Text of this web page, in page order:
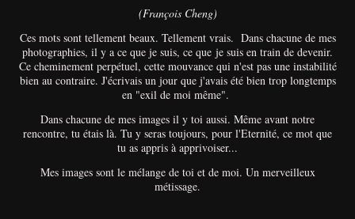
(François Cheng)
Ces mots sont tellement beaux. Tellement vrais. Dans chacune de mes
photographies, il y a ce que je suis, ce que je suis en train de devenir.
Ce cheminement perpétuel, cette mouvance qui n'est pas une instabilité
bien au contraire. J'écrivais un jour que j'avais été bien trop longtemps
en "exil de moi même".
Dans chacune de mes images il y toi aussi. Même avant notre
rencontre, tu étais là. Tu y seras toujours, pour l'Eternité, ce mot que
tu as appris à apprivoiser...
Mes images sont le mélange de toi et de moi. Un merveilleux
métissage.